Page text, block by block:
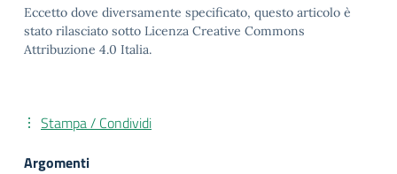
Eccetto dove diversamente specificato, questo articolo è
stato rilasciato sotto Licenza Creative Commons
Attribuzione 4.0 Italia.
Stampa / Condividi
Argomenti